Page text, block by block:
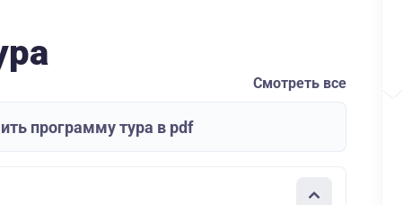
Смотреть все
программу тура в pdf